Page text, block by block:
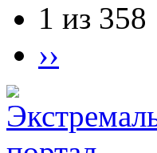
1 из 358
››